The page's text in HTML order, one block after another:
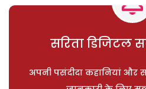
सरिता डिजिटल
अपनी पसंदीदा कहानियां और